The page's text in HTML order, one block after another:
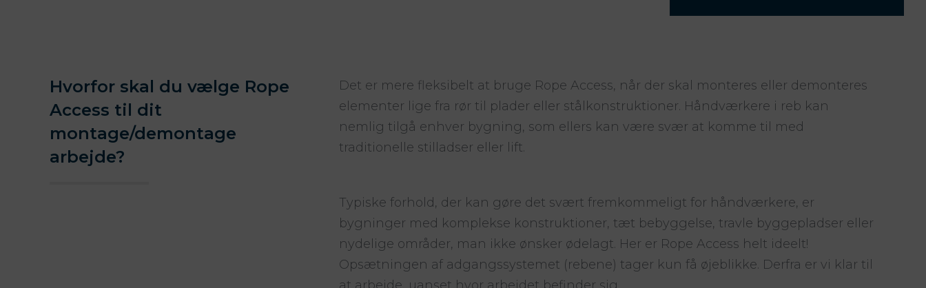
Hvorfor skal du vælge Rope
Access til dit
montage/demontage
arbejde?
Det er mere fleksibelt at bruge Rope Access, når der skal monteres eller demonteres
elementer lige fra rør til plader eller stålkonstruktioner. Håndværkere i reb kan
nemlig tilgå enhver bygning, som ellers kan være svær at komme til med
traditionelle stilladser eller lift.
Typiske forhold, der kan gøre det svært fremkommeligt for håndværkere, er
bygninger med komplekse konstruktioner, tæt bebyggelse, travle byggepladser eller
nydelige områder, man ikke ønsker ødelagt. Her er Rope Access helt ideelt!
Opsætningen af adgangssystemet (rebene) tager kun få øjeblikke. Derfra er vi klar til